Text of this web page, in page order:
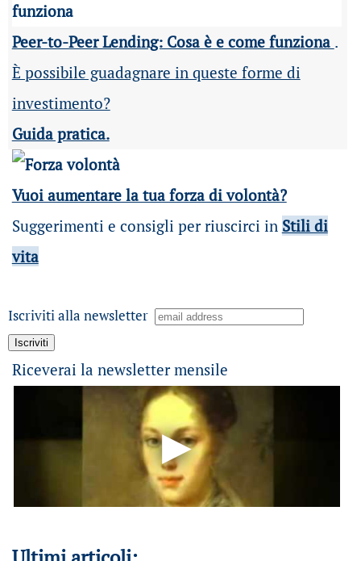
Peer-to-Peer Lending: Cosa è e come funziona .
È possibile guadagnare in queste forme di
investimento?
Guida pratica.
Vuoi aumentare la tua forza di volontà?
Suggerimenti e consigli per riuscirci in Stili di
vita
Iscriviti alla newsletter
Riceverai la newsletter mensile